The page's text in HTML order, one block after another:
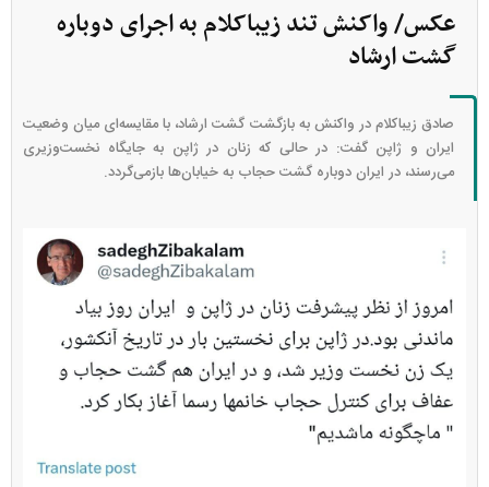
عکس/ واکنش تند زیباکلام به اجرای دوباره
گشت ارشاد
صادق زیباکلام در واکنش به بازگشت گشت ارشاد، با مقایسه‌ای میان وضعیت
ایران و ژاپن گفت: در حالی که زنان در ژاپن به جایگاه نخست‌وزیری
می‌رسند، در ایران دوباره گشت حجاب به خیابان‌ها بازمی‌گردد.